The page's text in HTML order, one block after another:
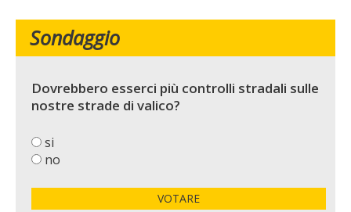
Sondaggio
Dovrebbero esserci più controlli stradali sulle
nostre strade di valico?
si
no
VOTARE